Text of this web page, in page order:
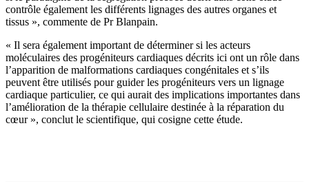
contrôle également les différents lignages des autres organes et
tissus », commente de Pr Blanpain.
« Il sera également important de déterminer si les acteurs
moléculaires des progéniteurs cardiaques décrits ici ont un rôle dans
l’apparition de malformations cardiaques congénitales et s’ils
peuvent être utilisés pour guider les progéniteurs vers un lignage
cardiaque particulier, ce qui aurait des implications importantes dans
l’amélioration de la thérapie cellulaire destinée à la réparation du
cœur », conclut le scientifique, qui cosigne cette étude.